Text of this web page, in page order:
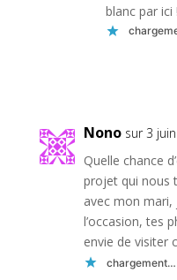
blanc par ici !
Nono sur 3
Quelle chance
projet qui nous
avec mon mari,
l’occasion, tes
envie de visiter
chargement…